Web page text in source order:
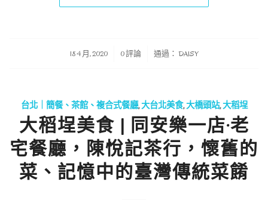
18 4 月, 2020
/ 0 評論 通過： DAISY
台北｜簡餐、茶館、複合式餐廳,大台北美食,大橋頭站,大稻埕
大稻埕美食 | 同安樂一店·老
宅餐廳，陳悅記茶行，懷舊的
菜、記憶中的臺灣傳統菜餚